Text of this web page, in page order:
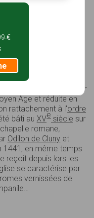
l'ancienne chapelle
, fondée par
Âge et réduite en
rattachement à l'ordre
bâti au XVe siècle sur
romane,
Odilon de Cluny et
1441, en même temps
reçoit depuis lors les
se caractérise par
vernissées de
€